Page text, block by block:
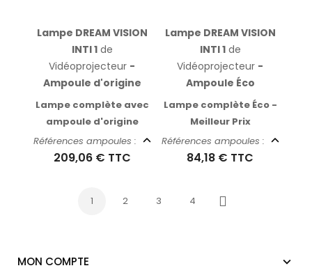
Lampe DREAM VISION
INTI 1de
Vidéoprojecteur -
Ampoule d'origine
Lampe complète avec
ampoule d'origine
Références ampoules :
209,06 € TTC
Lampe DREAM VISION
INTI 1de
Vidéoprojecteur -
Ampoule Éco
Lampe complète Éco -
Meilleur Prix
Références ampoules :
84,18 € TTC
1 2 3 4
Suivant
MON COMPTE